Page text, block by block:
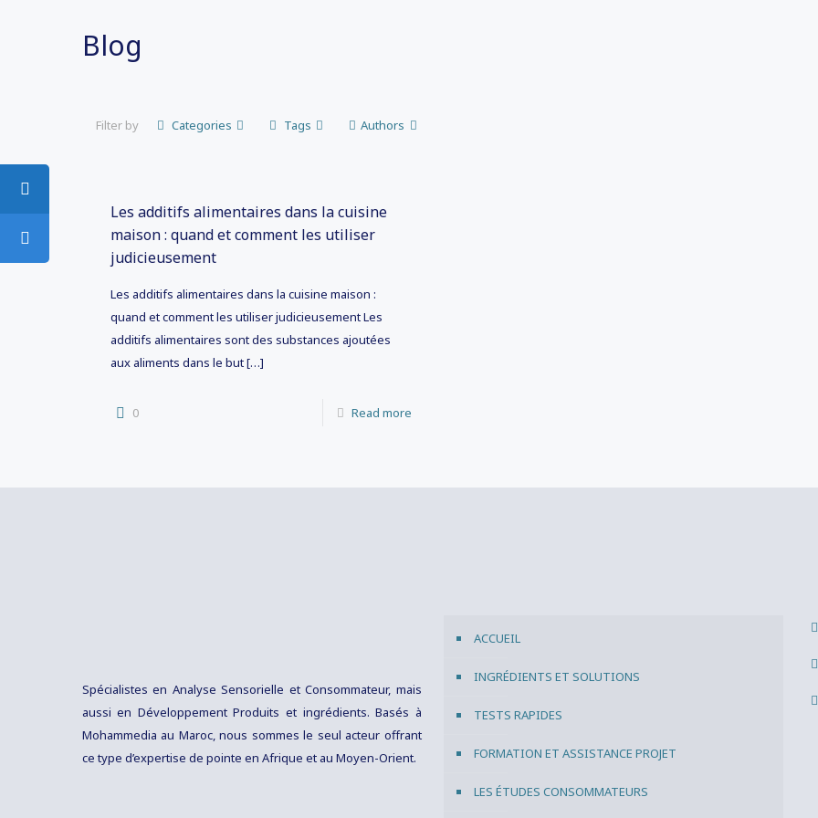
Blog
Filter by Categories Tags Authors
Les additifs alimentaires dans la cuisine
maison : quand et comment les utiliser
judicieusement
Les additifs alimentaires dans la cuisine maison :
quand et comment les utiliser judicieusement Les
additifs alimentaires sont des substances ajoutées
aux aliments dans le but[…]
0 Read more
Spécialistes en Analyse Sensorielle et Consommateur, mais
aussi en Développement Produits et ingrédients. Basés à
Mohammedia au Maroc, nous sommes le seul acteur offrant
ce type d’expertise de pointe en Afrique et au Moyen-Orient.
ACCUEIL
INGRÉDIENTS ET SOLUTIONS
TESTS RAPIDES
FORMATION ET ASSISTANCE PROJET
LES ÉTUDES CONSOMMATEURS